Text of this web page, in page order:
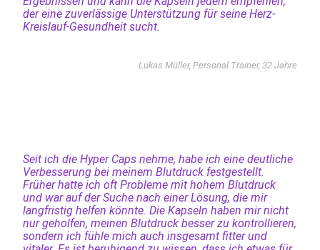
der eine zuverlässige Unterstützung für seine Herz-
Kreislauf-Gesundheit sucht.
Lukas Müller, Personal Trainer, 32 Jahre
Seit ich die Hyper Caps nehme, habe ich eine deutliche
Verbesserung bei meinem Blutdruck festgestellt.
Früher hatte ich oft Probleme mit hohem Blutdruck
und war auf der Suche nach einer Lösung, die mir
langfristig helfen könnte. Die Kapseln haben mir nicht
nur geholfen, meinen Blutdruck besser zu kontrollieren,
sondern ich fühle mich auch insgesamt fitter und